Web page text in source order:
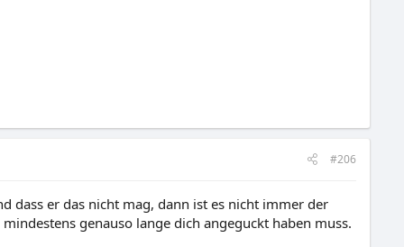
#206
dass er das nicht mag, dann ist es nicht immer der
genauso lange dich angeguckt haben muss.